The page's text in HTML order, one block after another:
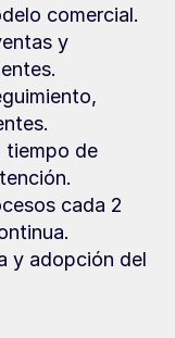
comercial.
y
tiempo de
cada 2
y adopción del